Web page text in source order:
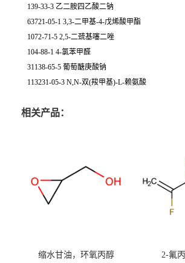
139-33-3 乙二胺四乙酸二钠
63721-05-1 3,3-二甲基-4-戊烯酸甲酯
1072-71-5 2,5-二巯基噻二唑
104-88-1 4-氯苯甲醛
31138-65-5 葡萄醣庚酸钠
113231-05-3 N,N-双(羧甲基)-L-赖氨酸
相关产品：
缩水甘油，环氧丙醇 2-氟